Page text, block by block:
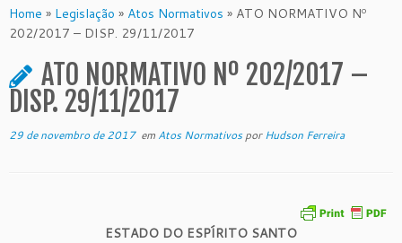
to
content
Home » Legislação » Atos Normativos » ATO NORMATIVO Nº
202/2017 – DISP. 29/11/2017
ATO NORMATIVO Nº 202/2017 –
DISP. 29/11/2017
29 de novembro de 2017em Atos NormativosporHudson Ferreira
ESTADO DO ESPÍRITO SANTO